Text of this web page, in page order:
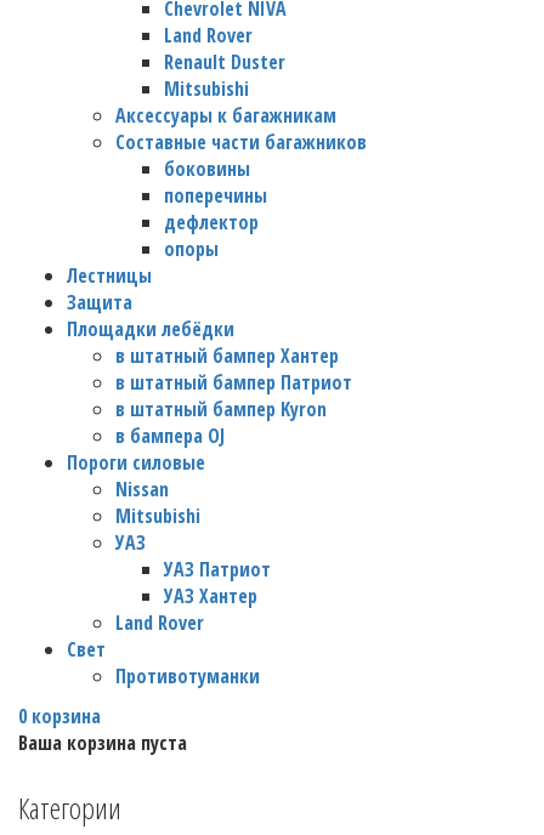
Chevrolet NIVA
Land Rover
Renault Duster
Mitsubishi
Аксессуары к багажникам
Составные части багажников
боковины
поперечины
дефлектор
опоры
Лестницы
Защита
Площадки лебёдки
в штатный бампер Хантер
в штатный бампер Патриот
в штатный бампер Kyron
в бампера OJ
Пороги силовые
Nissan
Mitsubishi
УАЗ
УАЗ Патриот
УАЗ Хантер
Land Rover
Свет
Противотуманки
0 корзина
Ваша корзина пуста
Категории